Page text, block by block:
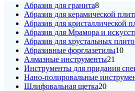
Абразив для гранита88
products
Абразив для керамической
Абразив для кристаллической
Абразив для Мрамора и
Абразив для хрустальных
Абразивные форглазетилы1010
Алмазные инструменты21
Инструменты для придания
Нано-полировальные
Шлифовальная щетка2020